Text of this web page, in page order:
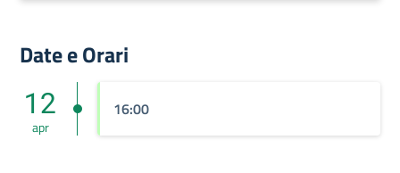
Date e Orari
12
apr
16:00